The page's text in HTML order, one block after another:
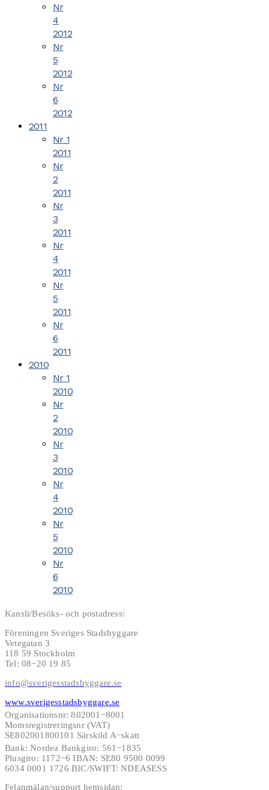
Nr
4
2012
Nr
5
2012
Nr
6
2012
2011
Nr 1
2011
Nr
2
2011
Nr
3
2011
Nr
4
2011
Nr
5
2011
Nr
6
2011
2010
Nr 1
2010
Nr
2
2010
Nr
3
2010
Nr
4
2010
Nr
5
2010
Nr
6
2010
Kansli/Besöks- och postadress:
Föreningen Sveriges Stadsbyggare
Vetegatan 3
118 59 Stockholm
Tel: 08−20 19 85
info@sverigesstadsbyggare.se
www.sverigesstadsbyggare.se
Organisationsnr: 802001−8001
Momsregistreringsnr (VAT)
SE802001800101 Särskild A−skatt
Bank: Nordea Bankgiro: 561−1835
Plusgiro: 1172−6 IBAN: SE80 9500 0099
6034 0001 1726 BIC/SWIFT: NDEASESS
Felanmälan/support hemsidan: